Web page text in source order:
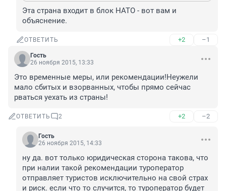
Эта страна входит в блок НАТО - вот вам и
объяснение.
ОТВЕТИТЬ +2 –1
Гость
26 ноября 2015, 13:33
Это временные меры, или рекомендации!Неужели
мало сбитых и взорванных, чтобы прямо сейчас
рваться уехать из страны!
ОТВЕТИТЬ 2 +2 –2
Гость
26 ноября 2015, 14:33
ну да. вот только юридическая сторона такова, что
при налии такой рекомендации туроператор
отправляет туристов исключительно на свой страх
и риск. если что то случится, то туроператор будет